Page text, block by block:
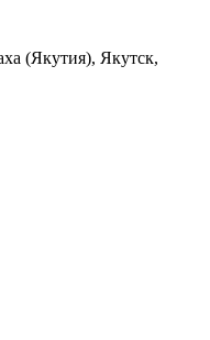
(Якутия), Якутск,